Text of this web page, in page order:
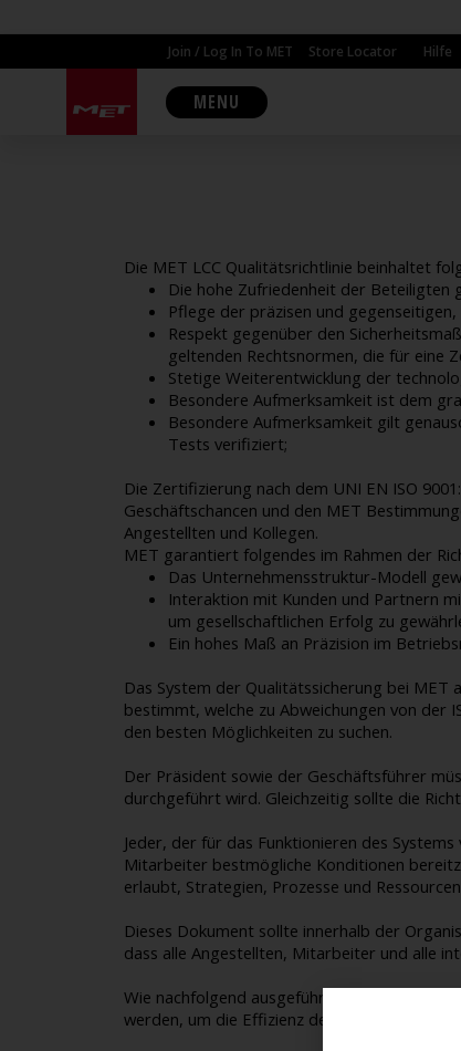
MENU
Join / Log In To MET Store Locator Hilfe
Die MET LCC Qualitätsrichtlinie beinhaltet
Die hohe Zufriedenheit der Beteiligten
Pflege der präzisen und
Respekt gegenüber den
geltenden Rechtsnormen, die für eine
Stetige Weiterentwicklung der
Besondere Aufmerksamkeit ist dem
Besondere Aufmerksamkeit gilt
Tests verifiziert;
Die Zertifizierung nach dem UNI EN ISO
Geschäftschancen und den MET
Angestellten und Kollegen.
MET garantiert folgendes im Rahmen der
Das Unternehmensstruktur-Modell
Interaktion mit Kunden und Partnern
um gesellschaftlichen Erfolg zu
Ein hohes Maß an Präzision im
Das System der Qualitätssicherung bei
bestimmt, welche zu Abweichungen von der
den besten Möglichkeiten zu suchen.
Der Präsident sowie der Geschäftsführer
durchgeführt wird. Gleichzeitig sollte die
Jeder, der für das Funktionieren des
Mitarbeiter bestmögliche Konditionen
erlaubt, Strategien, Prozesse und
Dieses Dokument sollte innerhalb der
dass alle Angestellten, Mitarbeiter und alle
Wie nachfolgend ausgeführt werden -
werden, um die Effizienz des